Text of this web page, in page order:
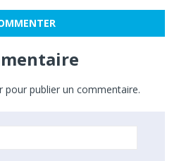
pour publier un commentaire.